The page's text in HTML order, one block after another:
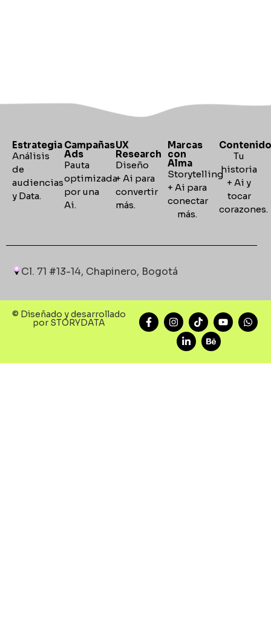
Estrategia
Análisis
de
audiencias
y Data.
Campañas
Ads
Pauta
optimizada
por una
Ai.
UX
Research
Diseño
+ Ai para
convertir
más.
Marcas
con
Alma
Storytelling
+Ai para
conectar
más.
Tu
historia
+ Ai y
tocar
Cl. 71 #13-14, Chapinero, Bogotá
© Diseñado y desarrollado
por STORYDATA